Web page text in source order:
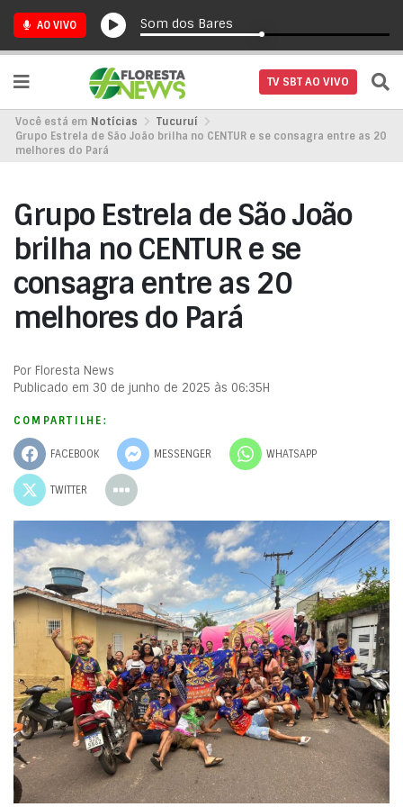
AO VIVO Som dos Bares
TV SBT AO VIVO
Você está em Notícias
Tucuruí
Grupo Estrela de São João brilha no CENTUR e se consagra entre as 20
melhores do Pará
Grupo Estrela de São João
brilha no CENTUR e se
consagra entre as 20
melhores do Pará
Por Floresta News
Publicado em 30 de junho de 2025 às 06:35H
COMPARTILHE:
FACEBOOK MESSENGER WHATSAPP
TWITTER